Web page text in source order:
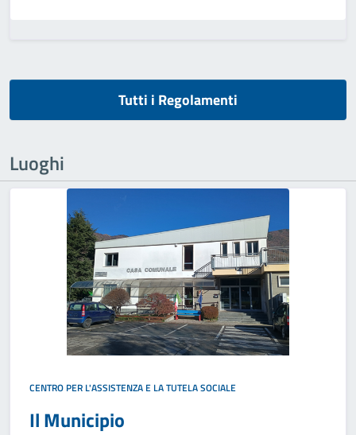
Tutti i Regolamenti
Luoghi
CENTRO PER L'ASSISTENZA E LA TUTELA SOCIALE
Il Municipio